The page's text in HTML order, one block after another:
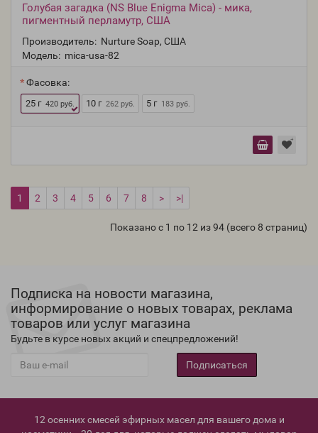
Голубая загадка (NS Blue Enigma Mica) - мика,
пигментный перламутр, США
Производитель: Nurture Soap, США
Модель: mica-usa-82
Фасовка:
25 г 420 руб. 10 г 262 руб. 5 г 183 руб.
1 2 3 4 5 6 7 8 > >|
Показано с 1 по 12 из 94 (всего 8 страниц)
Подписка на новости магазина,
информирование о новых товарах, реклама
товаров или услуг магазина
Будьте в курсе новых акций и спецпредложений!
Подписаться
12 осенних смесей эфирных масел для вашего дома и